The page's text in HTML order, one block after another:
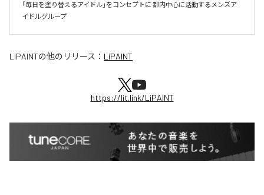
「毎日を塗り替えるアイドル」をコンセプトに 都内中心に活動するメンズア
イドルグループ
LiPAINTの他のリリース： LiPAINT
https://lit.link/LiPAINT